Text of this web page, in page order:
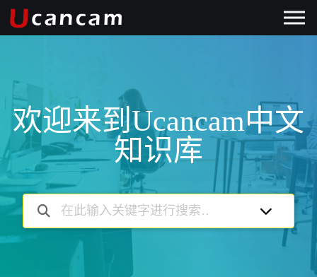
欢迎来到Ucancam中文
知识库